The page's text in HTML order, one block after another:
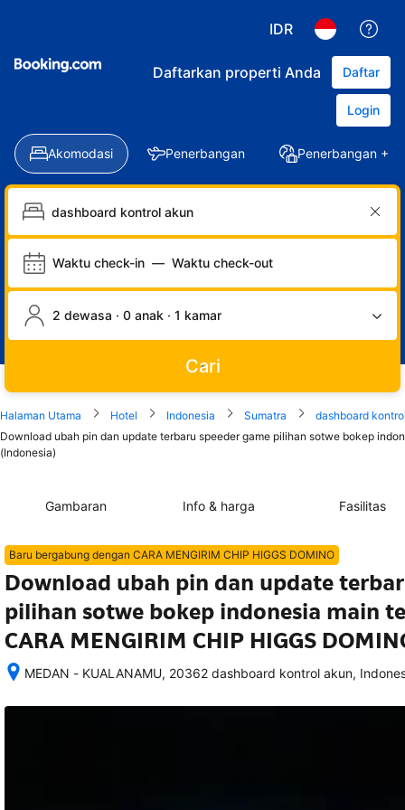
IDR
Daftarkan properti Anda Daftar
Login
Akomodasi Penerbangan Penerbangan +
Waktu check-in — Waktu check-out
2 dewasa · 0 anak · 1 kamar
Cari
Halaman Utama Hotel Indonesia Sumatra
dashboard
Download ubah pin dan update terbaru speeder game pilihan sotwe bokep
(Indonesia)
Gambaran Info & harga Fasilitas
Baru bergabung dengan CARA MENGIRIM CHIP HIGGS DOMINO
Download ubah pin dan update
pilihan sotwe bokep indonesia main
CARA MENGIRIM CHIP HIGGS
MEDAN - KUALANAMU, 20362 dashboard kontrol akun,
memesan,